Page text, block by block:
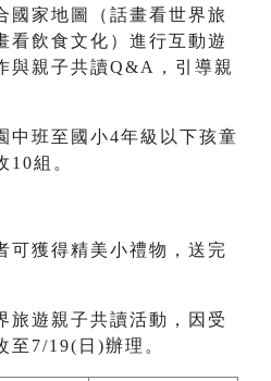
國家地圖（話畫看世界旅
看飲食文化）進行互動遊
與親子共讀Q&A，引導親
中班至國小4年級以下孩童
10組。
可獲得精美小禮物，送完
旅遊親子共讀活動，因受
至7/19(日)辦理。